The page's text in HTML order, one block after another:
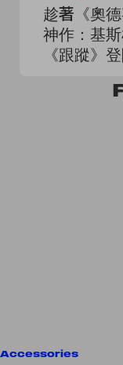
趁著《奧
神作：基
《跟蹤》
Accessories